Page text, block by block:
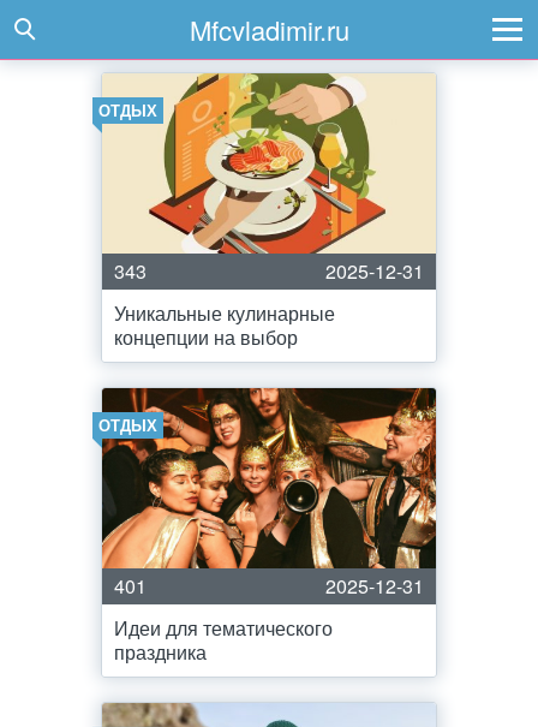
Mfcvladimir.ru
ОТДЫХ
343
2025-12-31
Уникальные кулинарные
концепции на выбор
ОТДЫХ
401
2025-12-31
Идеи для тематического
праздника